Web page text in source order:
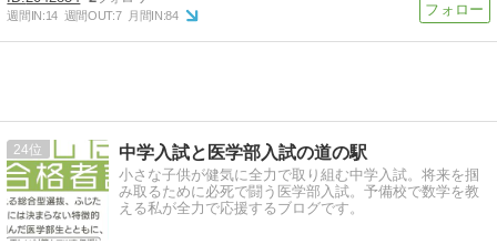
週間IN:14 週間OUT:7 月間IN:84
24 中学入試と医学部入試の道の駅
小さな子供が健気に全力で取り組む中学入試。将来を掴
み取るために必死で闘う医学部入試。予備校で数学を教
える私が全力で応援するブログです。